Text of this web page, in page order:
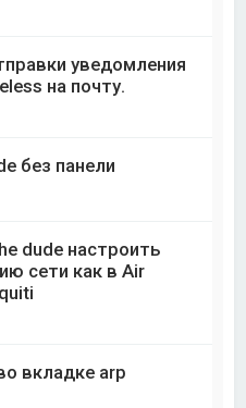
уведомления
на почту.
без панели
dude настроить
сети как в Air
вкладке arp